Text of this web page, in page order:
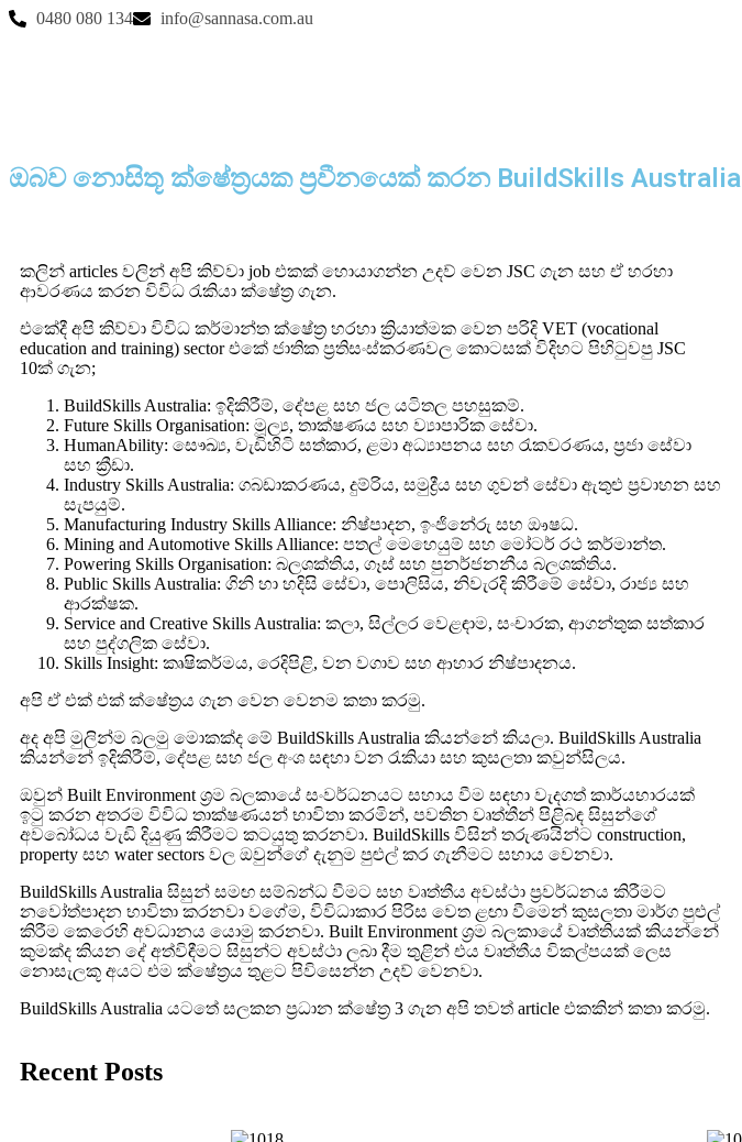
0480 080 134 info@sannasa.com.au
ඔබව නොසිතූ ක්ෂේත්‍රයක ප්‍රවීනයෙක් කරන BuildSkills Australia
කලින් articles වලින් අපි කිව්වා job එකක් හොයාගන්න උදව් වෙන JSC ගැන සහ ඒ හරහා
ආවරණය කරන විවිධ රැකියා ක්ෂේත්‍ර ගැන.
එකේදී අපි කිව්වා විවිධ කර්මාන්ත ක්ෂේත්‍ර හරහා ක්‍රියාත්මක වෙන පරිදි VET (vocational
education and training) sector එකේ ජාතික ප්‍රතිසංස්කරණවල කොටසක් විදිහට පිහිටුවපු JSC
10ක් ගැන;
BuildSkills Australia: ඉදිකිරීම්, දේපළ සහ ජල යටිතල පහසුකම්.
Future Skills Organisation: මූල්‍ය, තාක්ෂණය සහ ව්‍යාපාරික සේවා.
HumanAbility: සෞඛ්‍ය, වැඩිහිටි සත්කාර, ළමා අධ්‍යාපනය සහ රැකවරණය, ප්‍රජා සේවා
සහ ක්‍රීඩා.
Industry Skills Australia: ගබඩාකරණය, දුම්රිය, සමුද්‍රීය සහ ගුවන් සේවා ඇතුළු ප්‍රවාහන සහ
සැපයුම්.
Manufacturing Industry Skills Alliance: නිෂ්පාදන, ඉංජිනේරු සහ ඖෂධ.
Mining and Automotive Skills Alliance: පතල් මෙහෙයුම් සහ මෝටර් රථ කර්මාන්ත.
Powering Skills Organisation: බලශක්තිය, ගෑස් සහ පුනර්ජනනීය බලශක්තිය.
Public Skills Australia: ගිනි හා හදිසි සේවා, පොලිසිය, නිවැරදි කිරීමේ සේවා, රාජ්‍ය සහ
ආරක්ෂක.
Service and Creative Skills Australia: කලා, සිල්ලර වෙළඳාම, සංචාරක, ආගන්තුක සත්කාර
සහ පුද්ගලික සේවා.
Skills Insight: කෘෂිකර්මය, රෙදිපිළි, වන වගාව සහ ආහාර නිෂ්පාදනය.
අපි ඒ එක් එක් ක්ෂේත්‍රය ගැන වෙන වෙනම කතා කරමු.
අද අපි මුලින්ම බලමු මොකක්ද මේ BuildSkills Australia කියන්නේ කියලා. BuildSkills Australia
කියන්නේ ඉදිකිරීම්, දේපළ සහ ජල අංශ සඳහා වන රැකියා සහ කුසලතා කවුන්සිලය.
ඔවුන් Built Environment ශ්‍රම බලකායේ සංවර්ධනයට සහාය වීම සඳහා වැදගත් කාර්යභාරයක්
ඉටු කරන අතරම විවිධ තාක්ෂණයන් භාවිතා කරමින්, පවතින වෘත්තීන් පිළිබඳ සිසුන්ගේ
අවබෝධය වැඩි දියුණු කිරීමට කටයුතු කරනවා. BuildSkills විසින් තරුණයින්ට construction,
property සහ water sectors වල ඔවුන්ගේ දැනුම පුළුල් කර ගැනීමට සහාය වෙනවා.
BuildSkills Australia සිසුන් සමඟ සම්බන්ධ වීමට සහ වෘත්තීය අවස්ථා ප්‍රවර්ධනය කිරීමට
නවෝත්පාදන භාවිතා කරනවා වගේම, විවිධාකාර පිරිස වෙත ළඟා වීමෙන් කුසලතා මාර්ග පුළුල්
කිරීම කෙරෙහි අවධානය යොමු කරනවා. Built Environment ශ්‍රම බලකායේ වෘත්තියක් කියන්නේ
කුමක්ද කියන දේ අත්විඳීමට සිසුන්ට අවස්ථා ලබා දීම තුළින් එය වෘත්තීය විකල්පයක් ලෙස
නොසැලකූ අයට එම ක්ෂේත්‍රය තුළට පිවිසෙන්න උදව් වෙනවා.
BuildSkills Australia යටතේ සලකන ප්‍රධාන ක්ෂේත්‍ර 3 ගැන අපි තවත් article එකකින් කතා කරමු.
Recent Posts